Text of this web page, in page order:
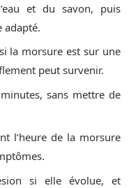
et du savon, puis
adapté.
la morsure est sur une
peut survenir.
sans mettre de
l’heure de la morsure
si elle évolue, et